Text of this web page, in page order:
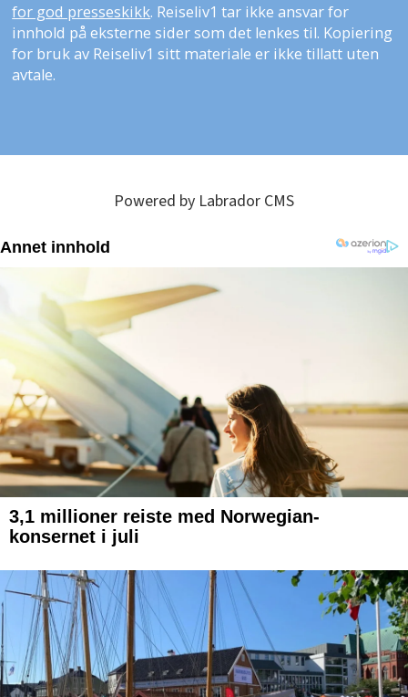
for god presseskikk. Reiseliv1 tar ikke ansvar for
innhold på eksterne sider som det lenkes til. Kopiering
for bruk av Reiseliv1 sitt materiale er ikke tillatt uten
avtale.
Powered by Labrador CMS